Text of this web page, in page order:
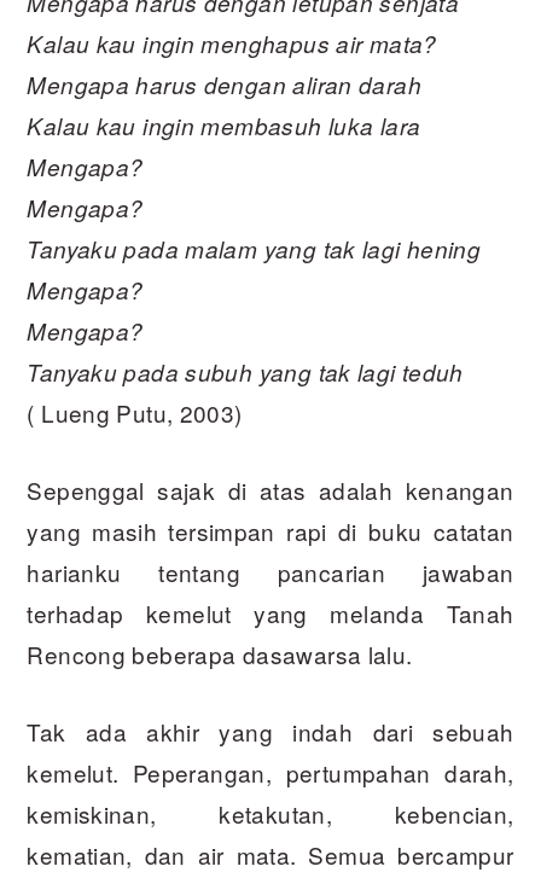
Kalau kau ingin menghapus air mata?
Mengapa harus dengan aliran darah
Kalau kau ingin membasuh luka lara
Mengapa?
Mengapa?
Tanyaku pada malam yang tak lagi hening
Mengapa?
Mengapa?
Tanyaku pada subuh yang tak lagi teduh
( Lueng Putu, 2003)
Sepenggal sajak di atas adalah kenangan
yang masih tersimpan rapi di buku catatan
harianku tentang pancarian jawaban
terhadap kemelut yang melanda Tanah
Rencong beberapa dasawarsa lalu.
Tak ada akhir yang indah dari sebuah
kemelut. Peperangan, pertumpahan darah,
kemiskinan, ketakutan, kebencian,
kematian, dan air mata. Semua bercampur